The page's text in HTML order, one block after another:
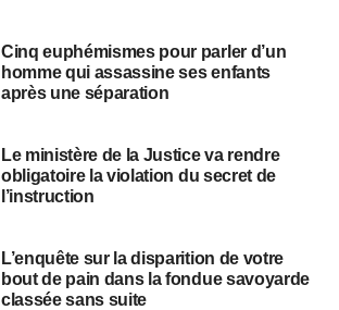
Cinq euphémismes pour parler d’un
homme qui assassine ses enfants
après une séparation
Le ministère de la Justice va rendre
obligatoire la violation du secret de
l’instruction
L’enquête sur la disparition de votre
bout de pain dans la fondue savoyarde
classée sans suite